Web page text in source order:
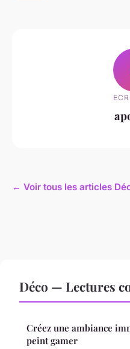
← Voir tous les articles
Déco — Lectures
Créez une ambiance
peint gamer